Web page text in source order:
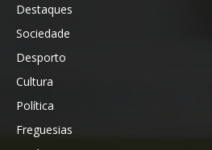
Destaques
Sociedade
Desporto
Cultura
Política
Freguesias